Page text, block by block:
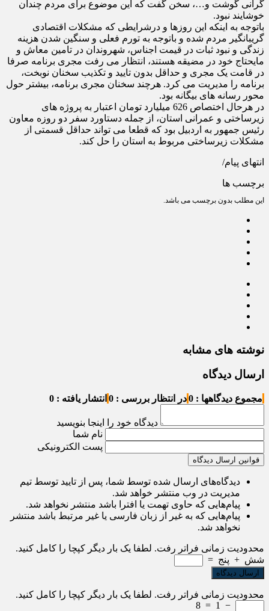
گرانی گوشت و…، سخن گفت که این موضوع برای مردم چندان
خوشایند نبود.
باتوجه به اینکه این روزها و درشرایطی که مشکلات اقتصادی
گریبانگیر مردم شده و باتوجه به تورم فعلی و سنگین شدن هزینه
زندگی و نبود ثبات در قیمت اجناس، شهروندان در تامین معاش و
مایحتاج خود در مضیقه هستند، انتظار می رفت مجری برنامه صرفا
در قامت یک مجری و حداقل بدون تایید و تکذیب سخنان نوبخت،
برنامه را مدیریت می کرد. هرچند سخنان مجری برنامه، بیشتر حول
محور رسانه های بیگانه بود.
در هرحال اختصاص 626 میلیارد تومان اعتبار به پروژه های
زیرساختی و عمرانی استان، از جمله دستاورد سفر دو روزه معاون
رئیس جمهور به اردبیل بود که قطعا می تواند حداقل قسمتی از
مشکلات زیرساختی مربوط به استان را حل کند.
انتهای پیام/
برچسب ها
این مطلب بدون برچسب می باشد.
نوشته های مشابه
ارسال دیدگاه
مجموع دیدگاهها : 0 در انتظار بررسی : 0 انتشار یافته : 0
دیدگاه خود را اینجا بنویسید
نام شما
پست الکترونیکی
قوانین ارسال دیدگاه
دیدگاه‌های ارسال شده توسط شما، پس از تایید توسط تیم
مدیریت در وب منتشر خواهد شد.
پیام‌هایی که حاوی تهمت یا افترا باشد منتشر نخواهد شد.
پیام‌هایی که به غیر از زبان فارسی یا غیر مرتبط باشد منتشر
نخواهد شد.
محدودیت زمانی فراتر رفت. لطفا یک بار دیگر کپچا را کامل کنید.
شش + پنج =
محدودیت زمانی فراتر رفت. لطفا یک بار دیگر کپچا را کامل کنید.
−
1
=
8